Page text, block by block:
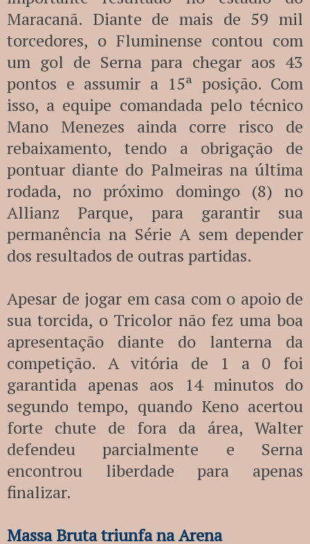
Maracanã. Diante de mais de 59 mil
torcedores, o Fluminense contou com
um gol de Serna para chegar aos 43
pontos e assumir a 15ª posição. Com
isso, a equipe comandada pelo técnico
Mano Menezes ainda corre risco de
rebaixamento, tendo a obrigação de
pontuar diante do Palmeiras na última
rodada, no próximo domingo (8) no
Allianz Parque, para garantir sua
permanência na Série A sem depender
dos resultados de outras partidas.
Apesar de jogar em casa com o apoio de
sua torcida, o Tricolor não fez uma boa
apresentação diante do lanterna da
competição. A vitória de 1 a 0 foi
garantida apenas aos 14 minutos do
segundo tempo, quando Keno acertou
forte chute de fora da área, Walter
defendeu parcialmente e Serna
encontrou liberdade para apenas
finalizar.
Massa Bruta triunfa na Arena